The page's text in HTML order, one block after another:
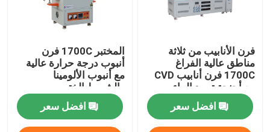
فرن الأنابيب من ثلاثة
مناطق عالية الفراغ
1700C فرن أنابيب CVD
مع أجنحة تبريد الماء
افضل سعر
المختبر 1700C فرن
أنبوب درجة حرارة عالية
مع أنبوب الألومينا
والشريط الختم
افضل سعر